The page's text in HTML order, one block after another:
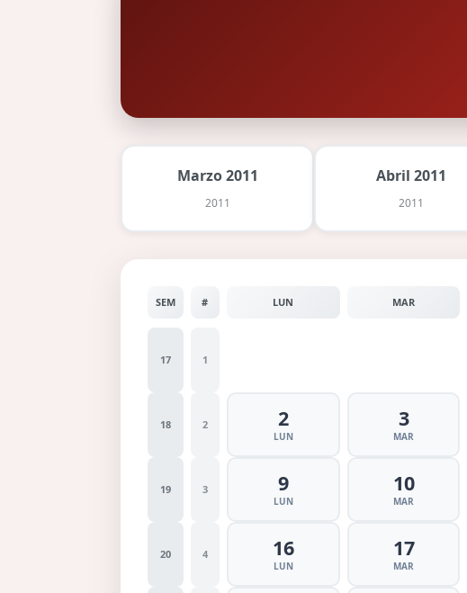
Marzo 2011
2011
Abril 2011
2011
SEM # LUN MAR
17 1
18 2 2
LUN
3
MAR
19 3 9
LUN
10
MAR
20 4 16
LUN
17
MAR